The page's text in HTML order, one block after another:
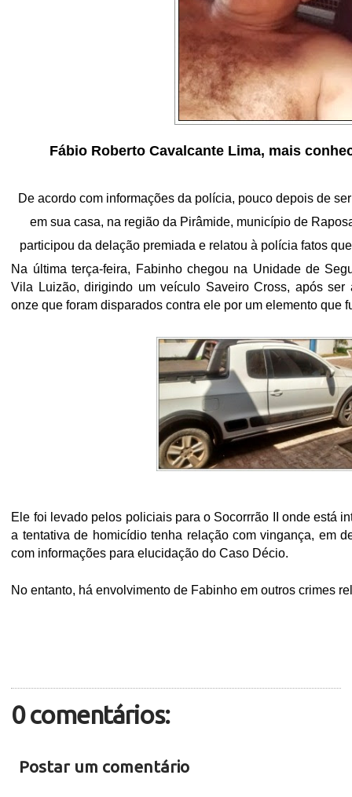
Fábio Roberto Cavalcante Lima, mais
De acordo com informações da polícia, pouco depois de
em sua casa, na região da Pirâmide, município de
participou da delação premiada e relatou à polícia fatos
Na última terça-feira, Fabinho chegou na Unidade de
Vila Luizão, dirigindo um veículo Saveiro Cross, após ser
onze que foram disparados contra ele por um elemento que
Ele foi levado pelos policiais para o Socorrrão II onde está
a tentativa de homicídio tenha relação com vingança, em
com informações para elucidação do Caso Décio.
No entanto, há envolvimento de Fabinho em outros crimes
0 comentários:
Postar um comentário